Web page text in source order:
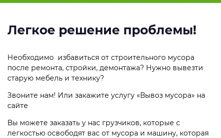
Легкое решение проблемы!
Необходимо избавиться от строительного мусора
после ремонта, стройки, демонтажа? Нужно вывезти
старую мебель и технику?
Звоните нам! Или закажите услугу «Вывоз мусора» на
сайте
Вы можете заказать у нас грузчиков, которые с
легкостью освободят вас от мусора и машину, которая